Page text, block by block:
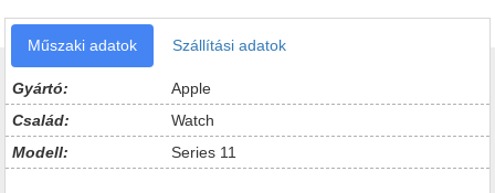
Műszaki adatok Szállítási adatok
Gyártó:
Apple
Család:
Watch
Modell:
Series 11